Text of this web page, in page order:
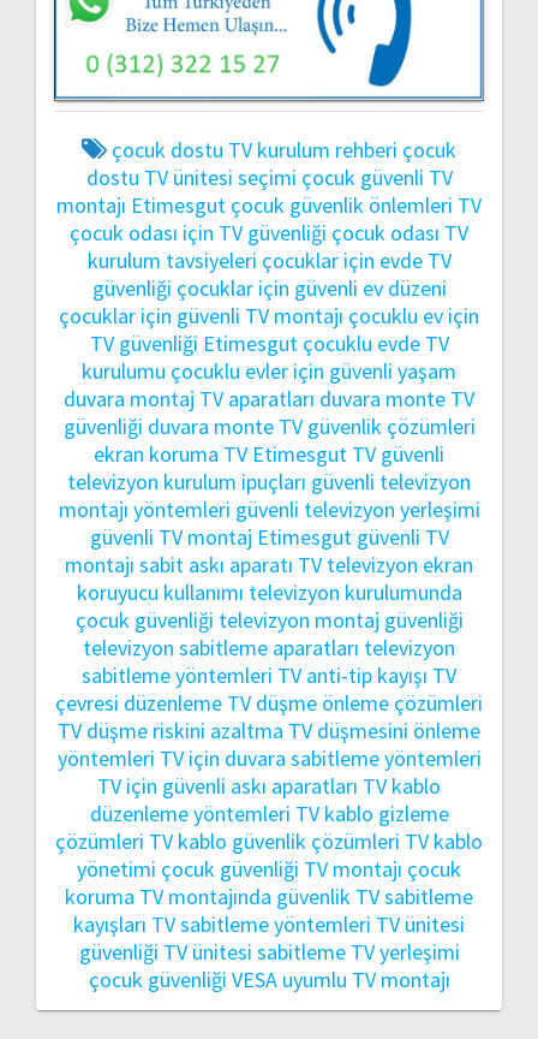
çocuk dostu TV kurulum rehberi çocuk
dostu TV ünitesi seçimi çocuk güvenli TV
montajı Etimesgut çocuk güvenlik önlemleri TV
çocuk odası için TV güvenliği çocuk odası TV
kurulum tavsiyeleri çocuklar için evde TV
güvenliği çocuklar için güvenli ev düzeni
çocuklar için güvenli TV montajı çocuklu ev için
TV güvenliği Etimesgut çocuklu evde TV
kurulumu çocuklu evler için güvenli yaşam
duvara montaj TV aparatları duvara monte TV
güvenliği duvara monte TV güvenlik çözümleri
ekran koruma TV Etimesgut TV güvenli
televizyon kurulum ipuçları güvenli televizyon
montajı yöntemleri güvenli televizyon yerleşimi
güvenli TV montaj Etimesgut güvenli TV
montajı sabit askı aparatı TV televizyon ekran
koruyucu kullanımı televizyon kurulumunda
çocuk güvenliği televizyon montaj güvenliği
televizyon sabitleme aparatları televizyon
sabitleme yöntemleri TV anti-tip kayışı TV
çevresi düzenleme TV düşme önleme çözümleri
TV düşme riskini azaltma TV düşmesini önleme
yöntemleri TV için duvara sabitleme yöntemleri
TV için güvenli askı aparatları TV kablo
düzenleme yöntemleri TV kablo gizleme
çözümleri TV kablo güvenlik çözümleri TV kablo
yönetimi çocuk güvenliği TV montajı çocuk
koruma TV montajında güvenlik TV sabitleme
kayışları TV sabitleme yöntemleri TV ünitesi
güvenliği TV ünitesi sabitleme TV yerleşimi
çocuk güvenliği VESA uyumlu TV montajı